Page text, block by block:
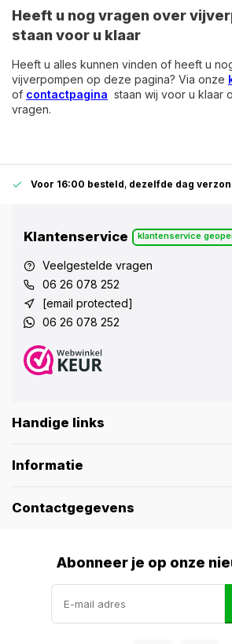
Heeft u nog vragen over
staan voor u klaar
Heeft u alles kunnen vinden of heeft u
vijverpompen op deze pagina? Via onze
of contactpagina staan wij voor u klaar
vragen.
Voor 16:00 besteld, dezelfde dag
Klantenservice klantenservice
Veelgestelde vragen
06 26 078 252
[email protected]
06 26 078 252
Handige links
Informatie
Contactgegevens
Abonneer je op onze